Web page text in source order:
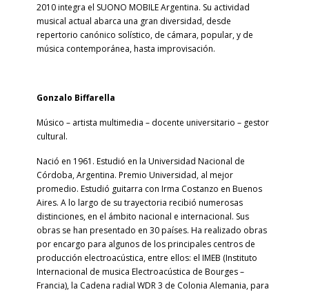
2010 integra el SUONO MOBILE Argentina. Su actividad
musical actual abarca una gran diversidad, desde
repertorio canónico solístico, de cámara, popular, y de
música contemporánea, hasta improvisación.
Gonzalo Biffarella
Músico – artista multimedia – docente universitario –gestor
cultural.
Nació en 1961. Estudió en la Universidad Nacional de
Córdoba, Argentina. Premio Universidad, al mejor
promedio. Estudió guitarra con Irma Costanzo en Buenos
Aires. A lo largo de su trayectoria recibió numerosas
distinciones, en el ámbito nacional e internacional. Sus
obras se han presentado en 30 países. Ha realizado obras
por encargo para algunos de los principales centros de
producción electroacústica, entre ellos: el IMEB (Instituto
Internacional de musica Electroacústica de Bourges –
Francia), la Cadena radial WDR 3 de Colonia Alemania, para